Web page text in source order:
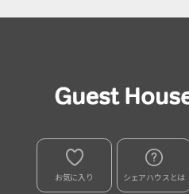
お気に入り シェアハウスとは